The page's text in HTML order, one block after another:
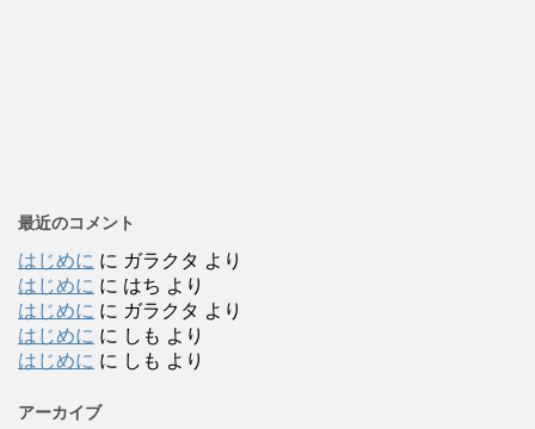
最近のコメント
はじめに に ガラクタ より
はじめに に はち より
はじめに に ガラクタ より
はじめに に しも より
はじめに に しも より
アーカイブ